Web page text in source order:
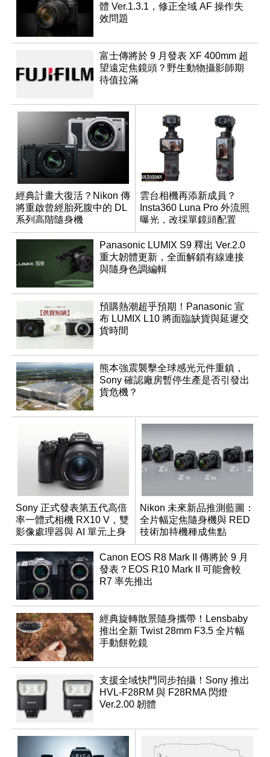
體 Ver.1.3.1，修正全域 AF 操作失
效問題
富士傳將於 9 月發表 XF 400mm 超
望遠定焦鏡頭？野生動物攝影師期
待值拉滿
經典計畫大復活？Nikon 傳
將重啟曾經胎死腹中的 DL
系列高階隨身機
雲台相機再添新成員？
Insta360 Luna Pro 外流照
曝光，改採單鏡頭配置
Panasonic LUMIX S9 釋出 Ver.2.0
重大韌體更新，全面解鎖有線連接
與隨身色調編輯
預購熱潮超乎預期！Panasonic 宣
布 LUMIX L10 將面臨缺貨與延遲交
貨時間
熊本強震襲擊全球感光元件重鎮，
Sony 確認廠房暫停生產是否引發出
貨危機？
Sony 正式發表第五代高倍
率一體式相機 RX10 V，雙
影像處理器與 AI 單元上身
Nikon 未來新品推測藍圖：
全片幅定焦隨身機與 RED
技術加持機種成焦點
Canon EOS R8 Mark II 傳將於 9 月
發表？EOS R10 Mark II 可能會較
R7 率先推出
經典旋轉散景隨身攜帶！Lensbaby
推出全新 Twist 28mm F3.5 全片幅
手動餅乾鏡
支援全域快門同步拍攝！Sony 推出
HVL-F28RM 與 F28RMA 閃燈
Ver.2.00 韌體